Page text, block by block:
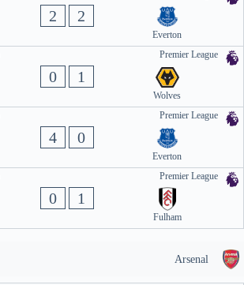
2 2
Everton
Premier League
0 1
Wolves
Premier League
4 0
Everton
Premier League
0 1
Fulham
Arsenal